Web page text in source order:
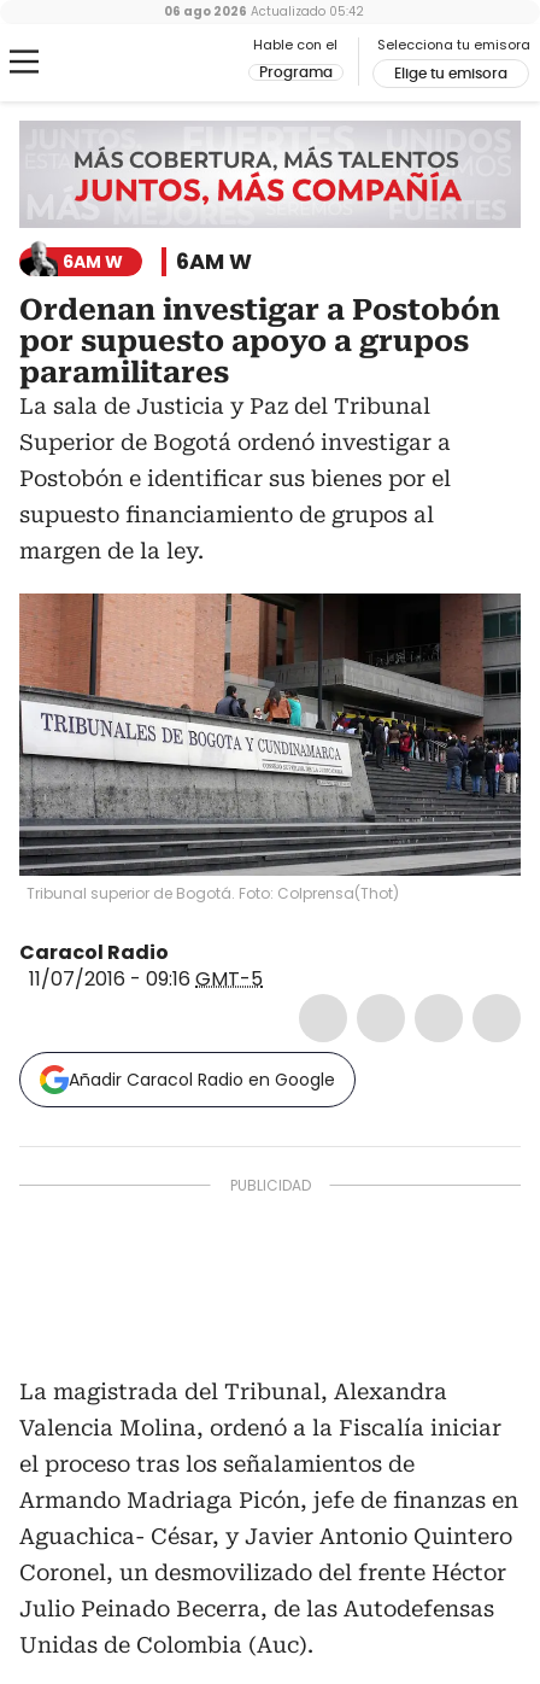
Hable con el
Programa
Selecciona tu emisora
Elige tu emisora
06 ago 2026 Actualizado 05:42
6AM W 6AM W
Ordenan investigar a Postobón
por supuesto apoyo a grupos
paramilitares
La sala de Justicia y Paz del Tribunal
Superior de Bogotá ordenó investigar a
Postobón e identificar sus bienes por el
supuesto financiamiento de grupos al
margen de la ley.
Tribunal superior de Bogotá. Foto: Colprensa(Thot)
Caracol Radio
11/07/2016 - 09:16 GMT-5
Añadir Caracol Radio en Google
La magistrada del Tribunal, Alexandra
Valencia Molina, ordenó a la Fiscalía iniciar
el proceso tras los señalamientos de
Armando Madriaga Picón, jefe de finanzas en
Aguachica- César, y Javier Antonio Quintero
Coronel, un desmovilizado del frente Héctor
Julio Peinado Becerra, de las Autodefensas
Unidas de Colombia (Auc).